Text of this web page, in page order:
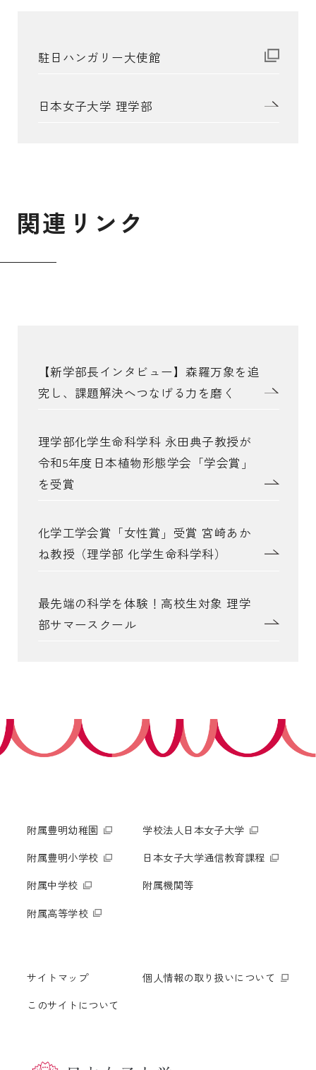
駐日ハンガリー大使館
日本女子大学 理学部
関連 リ ン ク
【新学部長インタビュー】森羅万象を追
究し、課題解決へつなげる力を磨く
理学部化学生命科学科 永田典子教授が
令和5年度日本植物形態学会「学会賞」
を受賞
化学工学会賞「女性賞」受賞 宮崎あか
ね教授（理学部 化学生命科学科）
最先端の科学を体験！高校生対象 理学
部サマースクール
附属豊明幼稚園
附属豊明小学校
附属中学校
附属高等学校
学校法人日本女子大学
日本女子大学通信教育課程
附属機関等
サイトマップ
このサイトについて
個人情報の取り扱いについて